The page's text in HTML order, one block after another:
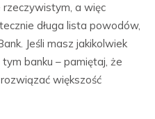
rzeczywistym, a więc
długa lista powodów,
Jeśli masz jakikolwiek
banku – pamiętaj, że
większość